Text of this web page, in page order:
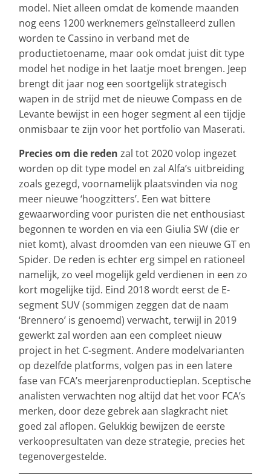
model. Niet alleen omdat de komende maanden
nog eens 1200 werknemers geïnstalleerd zullen
worden te Cassino in verband met de
productietoename, maar ook omdat juist dit type
model het nodige in het laatje moet brengen. Jeep
brengt dit jaar nog een soortgelijk strategisch
wapen in de strijd met de nieuwe Compass en de
Levante bewijst in een hoger segment al een tijdje
onmisbaar te zijn voor het portfolio van Maserati.
Precies om die reden zal tot 2020 volop ingezet
worden op dit type model en zal Alfa’s uitbreiding
zoals gezegd, voornamelijk plaatsvinden via nog
meer nieuwe ‘hoogzitters’. Een wat bittere
gewaarwording voor puristen die net enthousiast
begonnen te worden en via een Giulia SW (die er
niet komt), alvast droomden van een nieuwe GT en
Spider. De reden is echter erg simpel en rationeel
namelijk, zo veel mogelijk geld verdienen in een zo
kort mogelijke tijd. Eind 2018 wordt eerst de E-
segment SUV (sommigen zeggen dat de naam
‘Brennero’ is genoemd) verwacht, terwijl in 2019
gewerkt zal worden aan een compleet nieuw
project in het C-segment. Andere modelvarianten
op dezelfde platforms, volgen pas in een latere
fase van FCA’s meerjarenproductieplan. Sceptische
analisten verwachten nog altijd dat het voor FCA’s
merken, door deze gebrek aan slagkracht niet
goed zal aflopen. Gelukkig bewijzen de eerste
verkoopresultaten van deze strategie, precies het
tegenovergestelde.